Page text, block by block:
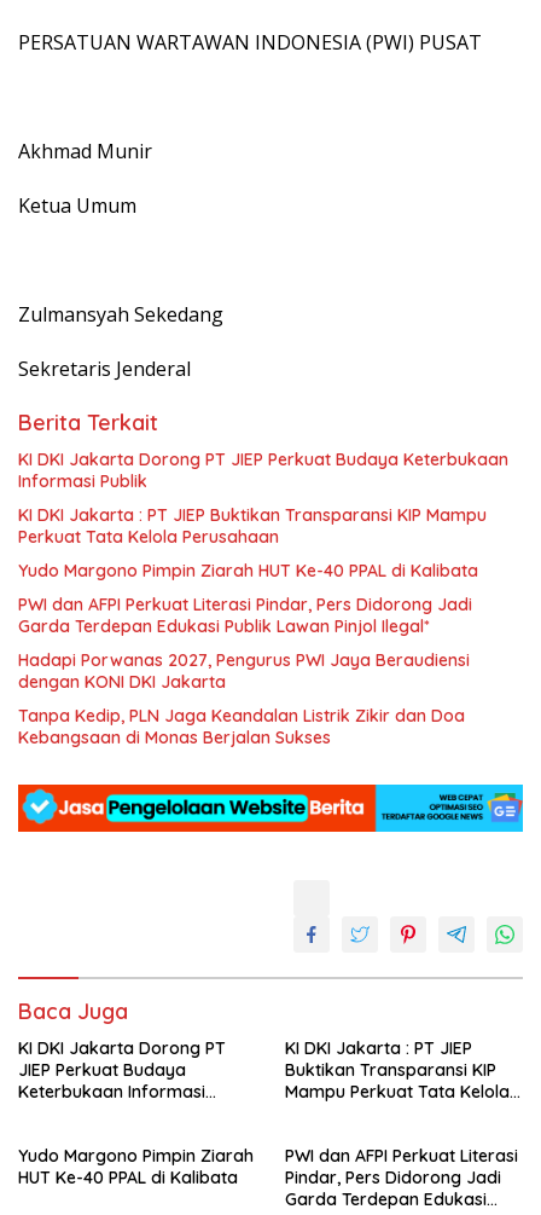
PERSATUAN WARTAWAN INDONESIA (PWI) PUSAT
Akhmad Munir
Ketua Umum
Zulmansyah Sekedang
Sekretaris Jenderal
Berita Terkait
KI DKI Jakarta Dorong PT JIEP Perkuat Budaya Keterbukaan
Informasi Publik
KI DKI Jakarta : PT JIEP Buktikan Transparansi KIP Mampu
Perkuat Tata Kelola Perusahaan
Yudo Margono Pimpin Ziarah HUT Ke-40 PPAL di Kalibata
PWI dan AFPI Perkuat Literasi Pindar, Pers Didorong Jadi
Garda Terdepan Edukasi Publik Lawan Pinjol Ilegal*
Hadapi Porwanas 2027, Pengurus PWI Jaya Beraudiensi
dengan KONI DKI Jakarta
Tanpa Kedip, PLN Jaga Keandalan Listrik Zikir dan Doa
Kebangsaan di Monas Berjalan Sukses
Baca Juga
KI DKI Jakarta Dorong PT
JIEP Perkuat Budaya
Keterbukaan Informasi
KI DKI Jakarta : PT JIEP
Buktikan Transparansi KIP
Mampu Perkuat Tata Kelola
Yudo Margono Pimpin Ziarah
HUT Ke-40 PPAL di Kalibata
PWI dan AFPI Perkuat Literasi
Pindar, Pers Didorong Jadi
Garda Terdepan Edukasi